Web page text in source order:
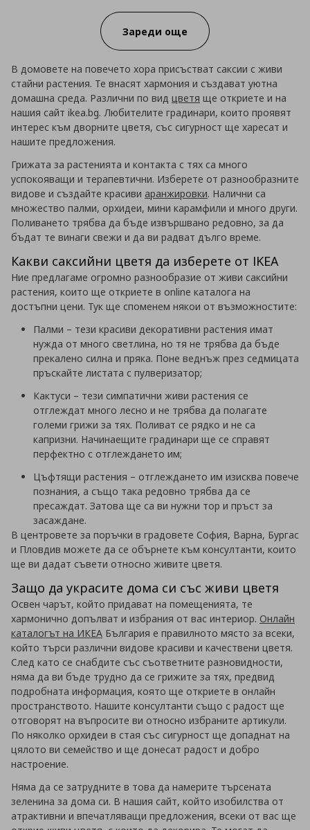
Зареди още
В домовете на повечето хора присъстват саксии с живи
стайни растения. Те внасят хармония и създават уютна
домашна среда. Различни по вид цветя ще откриете и на
нашия сайт ikea.bg. Любителите градинари, които проявят
интерес към дворните цветя, със сигурност ще харесат и
нашите предложения.
Грижата за растенията и контакта с тях са много
успокояващи и терапевтични. Изберете от разнообразните
видове и създайте красиви аранжировки. Налични са
множество палми, орхидеи, мини карамфили и много други.
Поливането трябва да бъде извършвано редовно, за да
бъдат те винаги свежи и да ви радват дълго време.
Какви саксийни цветя да изберете от IKEA
Ние предлагаме огромно разнообразие от живи саксийни
растения, които ще откриете в online каталога на
достъпни цени. Тук ще споменем някои от възможностите:
Палми – тези красиви декоративни растения имат
нужда от много светлина, но тя не трябва да бъде
прекалено силна и пряка. Поне веднъж през седмицата
пръскайте листата с пулверизатор;
Кактуси – тези симпатични живи растения се
отглеждат много лесно и не трябва да полагате
големи грижи за тях. Поливат се рядко и не са
капризни. Начинаещите градинари ще се справят
перфектно с отглеждането им;
Цъфтящи растения – отглеждането им изисква повече
познания, а също така редовно трябва да се
пресаждат. Затова ще са ви нужни тор и пръст за
засаждане.
В центровете за поръчки в градовете София, Варна, Бургас
и Пловдив можете да се обърнете към консултанти, които
ще ви дадат съвети относно живите цветя.
Защо да украсите дома си със живи цветя
Освен чарът, който придават на помещенията, те
хармонично допълват и избрания от вас интериор. Онлайн
каталогът на ИКЕА България е правилното място за всеки,
който търси различни видове красиви и качествени цветя.
След като се снабдите със съответните разновидности,
няма да ви бъде трудно да се грижите за тях, предвид
подробната информация, която ще откриете в онлайн
пространството. Нашите консултанти също с радост ще
отговорят на въпросите ви относно избраните артикули.
По няколко орхидеи в стая със сигурност ще допаднат на
цялото ви семейство и ще донесат радост и добро
настроение.
Няма да се затрудните в това да намерите търсената
зеленина за дома си. В нашия сайт, който изобилства от
атрактивни и впечатляващи предложения, всеки от вас ще